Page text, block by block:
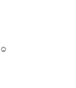
☺️